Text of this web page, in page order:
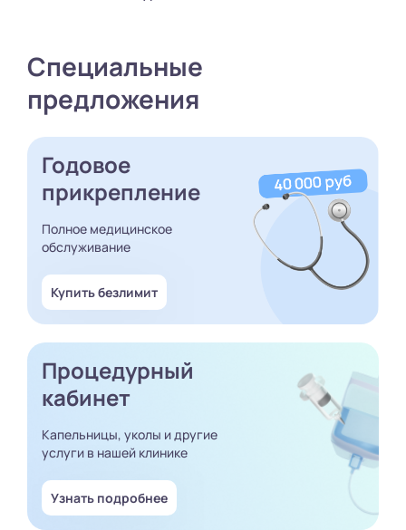
Специальные
предложения
Годовое
прикрепление
Полное медицинское
обслуживание
Купить безлимит
Процедурный
кабинет
Капельницы, уколы и другие
услуги в нашей клинике
Узнать подробнее